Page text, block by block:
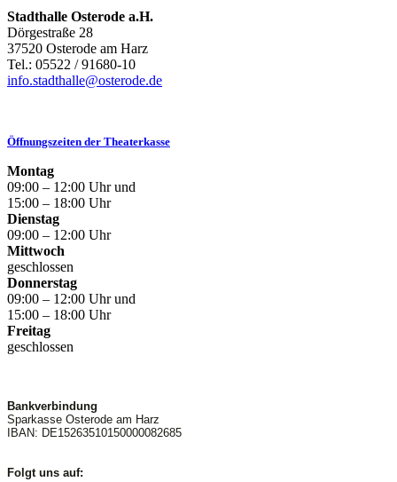
Stadthalle Osterode a.H.
Dörgestraße 28
37520 Osterode am Harz
Tel.: 05522 / 91680-10
info.stadthalle@osterode.de
Öffnungszeiten der Theaterkasse
Montag
09:00 – 12:00 Uhr und
15:00 – 18:00 Uhr
Dienstag
09:00 – 12:00 Uhr
Mittwoch
geschlossen
Donnerstag
09:00 – 12:00 Uhr und
15:00 – 18:00 Uhr
Freitag
geschlossen
Bankverbindung
Sparkasse Osterode am Harz
IBAN: DE15263510150000082685
Folgt uns auf: